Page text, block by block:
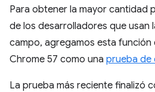
Para obtener la mayor cantidad
de los desarrolladores que usan
campo, agregamos esta función
Chrome 57 como una prueba de
La prueba más reciente finalizó